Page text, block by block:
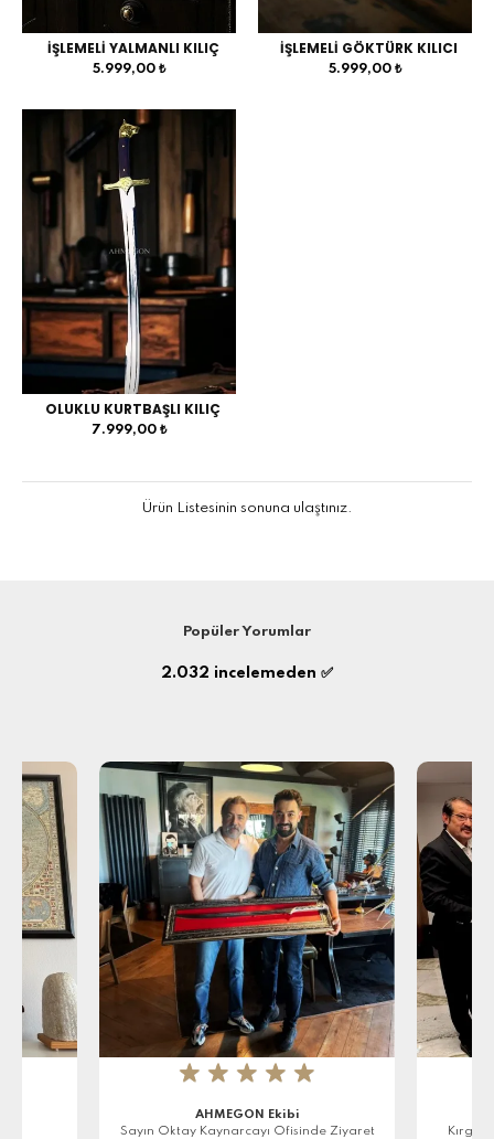
İŞLEMELİ YALMANLI KILIÇ
5.999,00 ₺
İŞLEMELİ GÖKTÜRK KILICI
5.999,00 ₺
OLUKLU KURTBAŞLI KILIÇ
7.999,00 ₺
Ürün Listesinin sonuna ulaştınız.
Popüler Yorumlar
2.032 incelemeden ✅
★ ★ ★ ★ ★
AHMEGON Ekibi
Sayın Oktay Kaynarcayı Ofisinde Ziyaret